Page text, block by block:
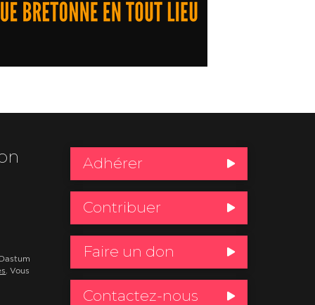
. Vous
Adhérer
Contribuer
Faire un don
Contactez-nous